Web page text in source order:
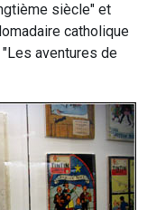
siècle" et
catholique
aventures de